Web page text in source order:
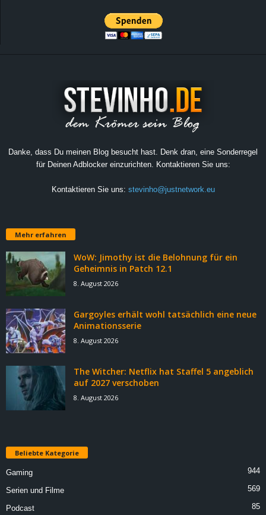
Danke, dass Du meinen Blog besucht hast. Denk dran, eine Sonderregel
für Deinen Adblocker einzurichten. Kontaktieren Sie uns:
Kontaktieren Sie uns: stevinho@justnetwork.eu
Mehr erfahren
WoW: Jimothy ist die Belohnung für ein
Geheimnis in Patch 12.1
8. August 2026
Gargoyles erhält wohl tatsächlich eine neue
Animationsserie
8. August 2026
The Witcher: Netflix hat Staffel 5 angeblich
auf 2027 verschoben
8. August 2026
Beliebte Kategorie
Gaming 944
Serien und Filme 569
Podcast 85